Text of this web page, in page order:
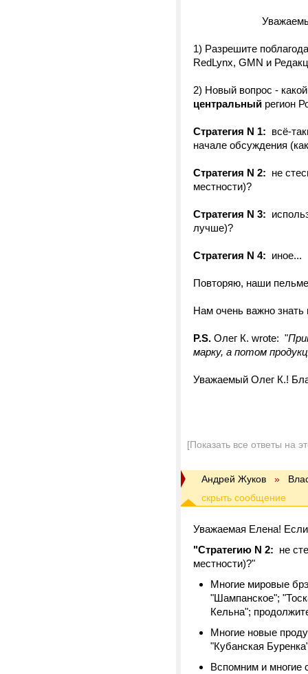
Уважаемые
1) Разрешите
RedLynx, GMN и
2) Новый вопрос -
центральный регион
Стратегия N 1: всё-
начале обсуждения
Стратегия N 2: не
местности)?
Стратегия N 3:
лучше)?
Стратегия N 4: иное...
Повторяю, наши
Нам очень важно знать
P.S. Олег К. wrote: "
марку, а потом
Уважаемый Олег К.!
[Показать все ответы на
Андрей Жуков »
Уважаемая Елена!
"Стратегию N 2: не
местности)?"
Многие мировые
"Шампанское";
Кельна";
Многие новые
"Кубанская
Вспомним и многие